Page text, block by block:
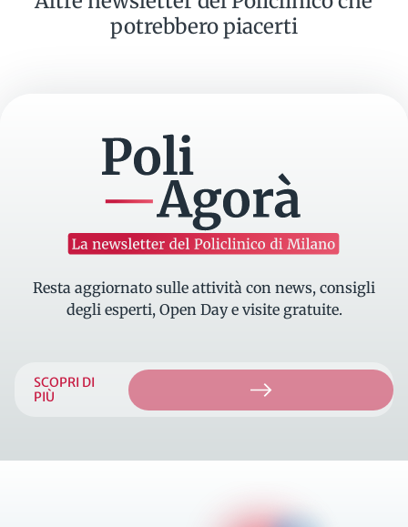
potrebbero piacerti
La newsletter del Policlinico di Milano
Resta aggiornato sulle attività con news, consigli
degli esperti, Open Day e visite gratuite.
SCOPRI DI
PIÙ